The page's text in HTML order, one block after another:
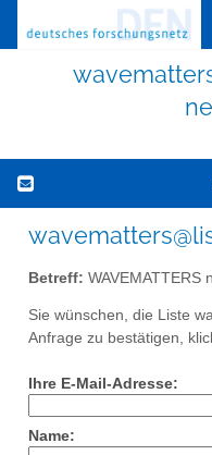
Betreff: WAVEMATTERS
Sie wünschen, die Liste
Anfrage zu bestätigen,
Ihre E-Mail-Adresse:
Name: